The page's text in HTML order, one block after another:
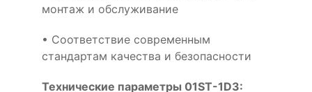
монтаж и обслуживание
• Соответствие современным
стандартам качества и безопасности
Технические параметры 01ST-1D3: